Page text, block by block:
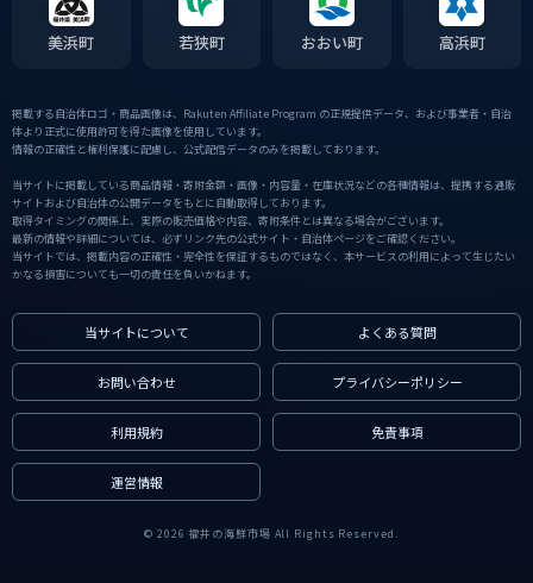
美浜町 若狭町 おおい町 高浜町
掲載する自治体ロゴ・商品画像は、Rakuten Affiliate Program の正規提供データ、および事業者・自治
体より正式に使用許可を得た画像を使用しています。
情報の正確性と権利保護に配慮し、公式配信データのみを掲載しております。
当サイトに掲載している商品情報・寄附金額・画像・内容量・在庫状況などの各種情報は、提携する通販
サイトおよび自治体の公開データをもとに自動取得しております。
取得タイミングの関係上、実際の販売価格や内容、寄附条件とは異なる場合がございます。
最新の情報や詳細については、必ずリンク先の公式サイト・自治体ページをご確認ください。
当サイトでは、掲載内容の正確性・完全性を保証するものではなく、本サービスの利用によって生じたい
かなる損害についても一切の責任を負いかねます。
当サイトについて よくある質問
お問い合わせ プライバシーポリシー
利用規約 免責事項
運営情報
© 2026 福井の海鮮市場 All Rights Reserved.